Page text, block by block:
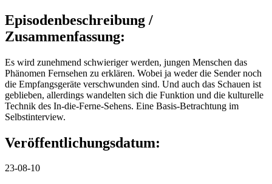
Episodenbeschreibung /
Zusammenfassung:
Es wird zunehmend schwieriger werden, jungen Menschen das
Phänomen Fernsehen zu erklären. Wobei ja weder die Sender noch
die Empfangsgeräte verschwunden sind. Und auch das Schauen ist
geblieben, allerdings wandelten sich die Funktion und die kulturelle
Technik des In-die-Ferne-Sehens. Eine Basis-Betrachtung im
Selbstinterview.
Veröffentlichungsdatum:
23-08-10